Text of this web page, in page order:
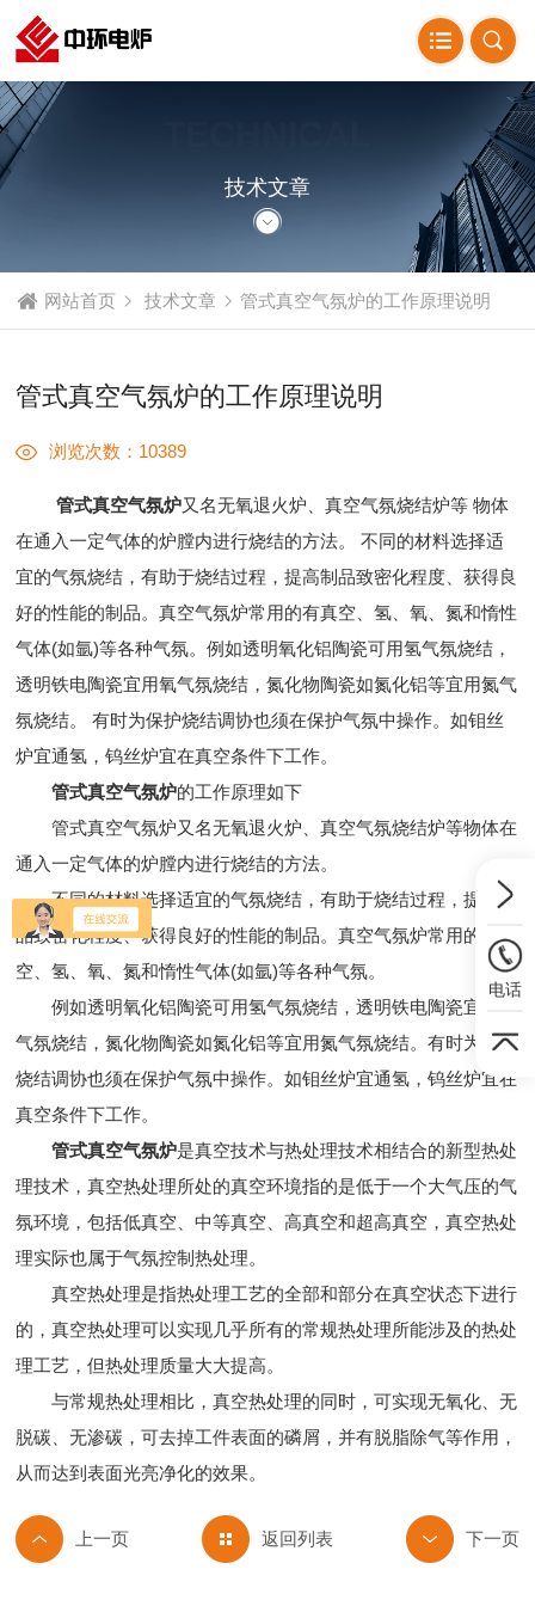
ARTICLE
技术文章
网站首页 技术文章 管式真空气氛炉的工作原理说明
管式真空气氛炉的工作原理说明
浏览次数：10389
管式真空气氛炉又名无氧退火炉、真空气氛烧结炉等 物体
在通入一定气体的炉膛内进行烧结的方法。 不同的材料选择适
宜的气氛烧结，有助于烧结过程，提高制品致密化程度、获得良
好的性能的制品。真空气氛炉常用的有真空、氢、氧、氮和惰性
气体(如氩)等各种气氛。例如透明氧化铝陶瓷可用氢气氛烧结，
透明铁电陶瓷宜用氧气氛烧结，氮化物陶瓷如氮化铝等宜用氮气
氛烧结。 有时为保护烧结调协也须在保护气氛中操作。如钼丝
炉宜通氢，钨丝炉宜在真空条件下工作。
管式真空气氛炉的工作原理如下
管式真空气氛炉又名无氧退火炉、真空气氛烧结炉等物体在
通入一定气体的炉膛内进行烧结的方法。
不同的材料选择适宜的气氛烧结，有助于烧结过程，提高制
品致密化程度、获得良好的性能的制品。真空气氛炉常用的有真
空、氢、氧、氮和惰性气体(如氩)等各种气氛。
例如透明氧化铝陶瓷可用氢气氛烧结，透明铁电陶瓷宜用氧
气氛烧结，氮化物陶瓷如氮化铝等宜用氮气氛烧结。有时为保护
烧结调协也须在保护气氛中操作。如钼丝炉宜通氢，钨丝炉宜在
真空条件下工作。
管式真空气氛炉是真空技术与热处理技术相结合的新型热处
理技术，真空热处理所处的真空环境指的是低于一个大气压的气
氛环境，包括低真空、中等真空、高真空和超高真空，真空热处
理实际也属于气氛控制热处理。
真空热处理是指热处理工艺的全部和部分在真空状态下进行
的，真空热处理可以实现几乎所有的常规热处理所能涉及的热处
理工艺，但热处理质量大大提高。
与常规热处理相比，真空热处理的同时，可实现无氧化、无
脱碳、无渗碳，可去掉工件表面的磷屑，并有脱脂除气等作用，
从而达到表面光亮净化的效果。
返回列表
电话